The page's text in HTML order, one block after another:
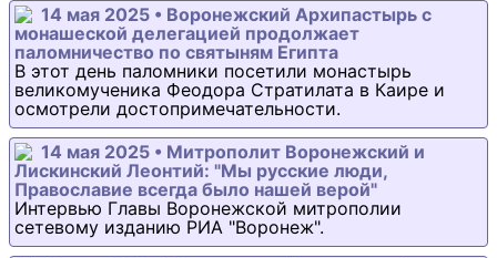
14 мая 2025 • Воронежский Архипастырь с
монашеской делегацией продолжает
паломничество по святыням Египта
В этот день паломники посетили монастырь
великомученика Феодора Стратилата в Каире и
осмотрели достопримечательности.
14 мая 2025 • Митрополит Воронежский и
Лискинский Леонтий: "Мы русские люди,
Православие всегда было нашей верой"
Интервью Главы Воронежской митрополии
сетевому изданию РИА "Воронеж".